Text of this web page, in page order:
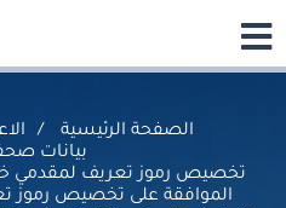
الصفحة الرئيسية
بيانات
تخصيص رموز تعريف لمقدمي
الموافقة على تخصيص رموز